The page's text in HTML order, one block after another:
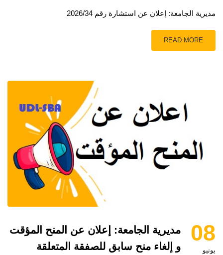
مديرية الجامعة: إعلان عن استشارة رقم 2026/34
READ MORE
08
يونيو
مديرية الجامعة: إعلان عن المنح المؤقت
و إلغاء منح سابق للصفقة المتعلقة